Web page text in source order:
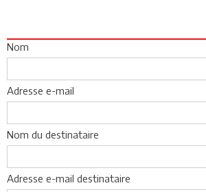
Nom
Adresse e-mail
Nom du destinataire
Adresse e-mail destinataire